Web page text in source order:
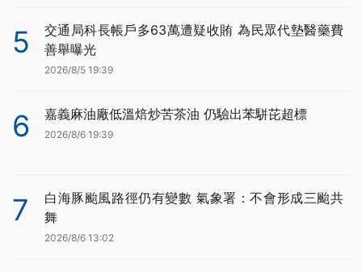
5
交通局科長帳戶多63萬遭疑收賄 為民眾代墊醫藥費
善舉曝光
2026/8/5 19:39
6 嘉義麻油廠低溫焙炒苦茶油 仍驗出苯駢芘超標
2026/8/6 19:39
7
白海豚颱風路徑仍有變數 氣象署：不會形成三颱共
舞
2026/8/6 13:02